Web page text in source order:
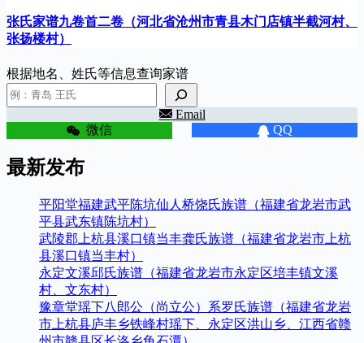
张氏家谱九卷首二卷（河北省沧州市青县木门店镇半截河村、
张扬楼村）
根据地名、姓氏等信息查询家谱
Email
微信 QQ
最新发布
平阳堂福建武平陈坑仙人桥饶氏族谱（福建省龙岩市武
平县武东镇陈坑村）
武陵郡上杭县溪口镇当丰龚氏族谱（福建省龙岩市上杭
县溪口镇当丰村）
永定文溪邱氏族谱（福建省龙岩市永定区培丰镇文溪
村、文东村）
豫章堂瑶下八郎公（尚立公）系罗氏族谱（福建省龙岩
市上杭县庐丰乡铁峰村瑶下、永定区洪山乡、江西省赣